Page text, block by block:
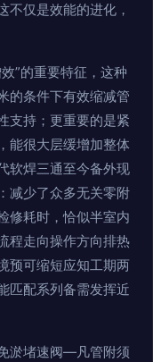
不仅是效能的进化，
”的重要特征，这种
的条件下有效缩减管
支持；更重要的是紧
能很大层缓增加整体
软焊三通至今备外现
减少了众多无关零附
修耗时，恰似半室内
程走向操作方向排热
预可缩短应知工期两
匹配系列备需发挥近
淤堵速阀—凡管附须